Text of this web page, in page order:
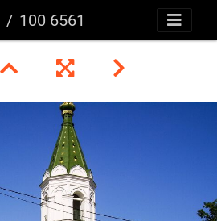
100 6561